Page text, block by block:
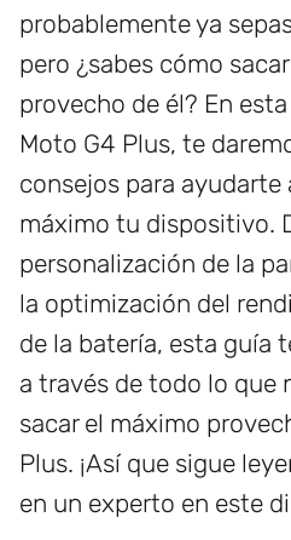
probablemente ya
pero ¿sabes cómo
provecho de él? En
Moto G4 Plus, te
consejos para ayudarte
máximo tu dispositivo.
personalización de la
la optimización del
de la batería, esta guía
a través de todo lo que
sacar el máximo
Plus. ¡Así que sigue
en un experto en este